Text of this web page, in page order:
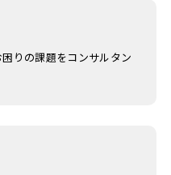
りの課題をコンサルタン